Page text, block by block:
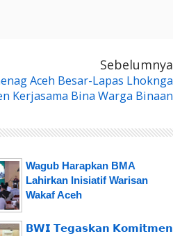
Sebelumnya
Aceh Besar-Lapas Lhoknga
Kerjasama Bina Warga Binaan
Wagub Harapkan BMA
Lahirkan Inisiatif Warisan
Wakaf Aceh
𝗕𝗪𝗜 𝗧𝗲𝗴𝗮𝘀𝗸𝗮𝗻 𝗞𝗼𝗺𝗶𝘁𝗺𝗲𝗻